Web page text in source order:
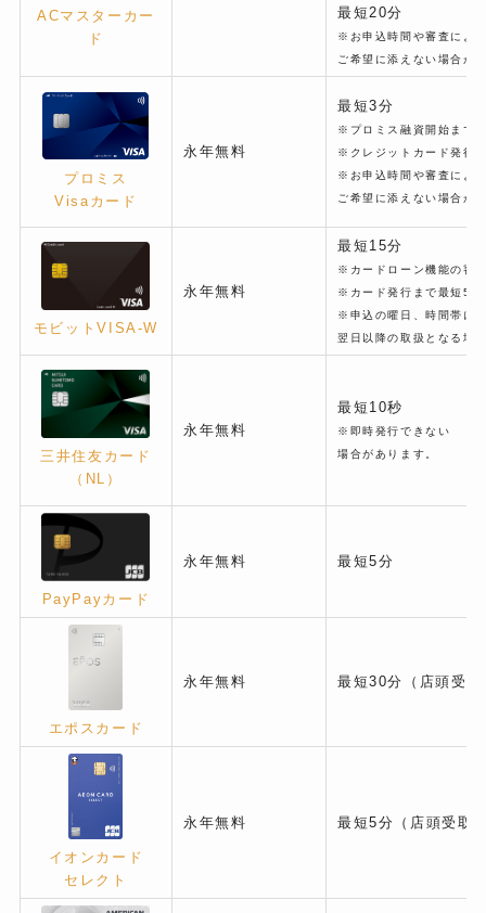
ACマスターカー
ド
最短20分
※お申込時間や審査によ
ご希望に添えない場合が
プロミス
Visaカード
永年無料
最短3分
※プロミス融資開始まで
※クレジットカード発行
※お申込時間や審査によ
ご希望に添えない場合が
モビットVISA-W
永年無料
最短15分
※カードローン機能の審
※カード発行まで最短5営
※申込の曜日、時間帯に
翌日以降の取扱となる場
三井住友カード
（NL）
永年無料
最短10秒
※即時発行できない
場合があります。
PayPayカード
永年無料 最短5分
エポスカード
永年無料 最短30分（店頭受取
イオンカード
セレクト
永年無料 最短5分（店頭受取